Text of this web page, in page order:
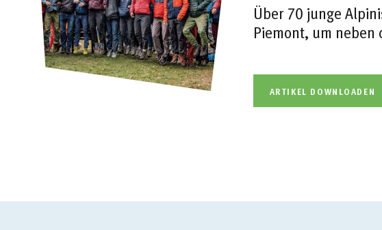
Über 70 junge
Piemont, um
ARTIKEL DOWNLOADEN